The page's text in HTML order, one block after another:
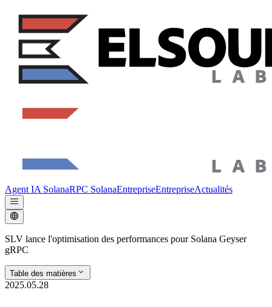
Agent IA SolanaRPC SolanaEntrepriseEntrepriseActualités
SLV lance l'optimisation des performances pour Solana Geyser
gRPC
Table des matières
2025.05.28